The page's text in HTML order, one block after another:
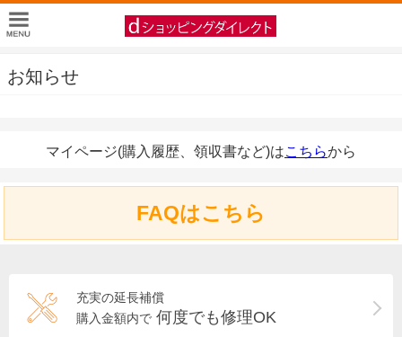
お知らせ
マイページ(購入履歴、領収書など)はこちらから
FAQはこちら
充実の延長補償
購入金額内で 何度でも修理OK